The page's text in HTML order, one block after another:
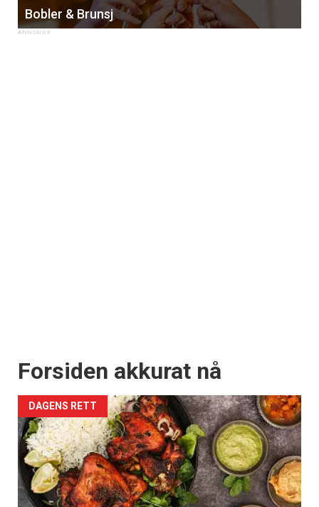
Bobler & Brunsj
Forsiden akkurat nå
DAGENS RETT